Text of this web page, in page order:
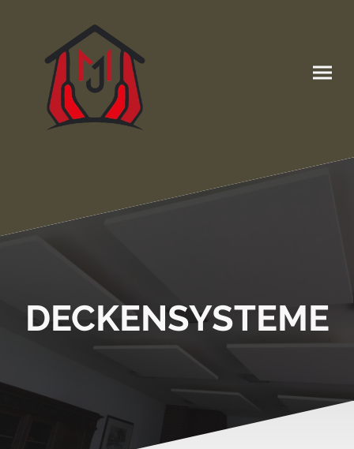
DECKENSYSTEME